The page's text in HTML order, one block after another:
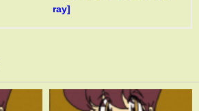
ray]